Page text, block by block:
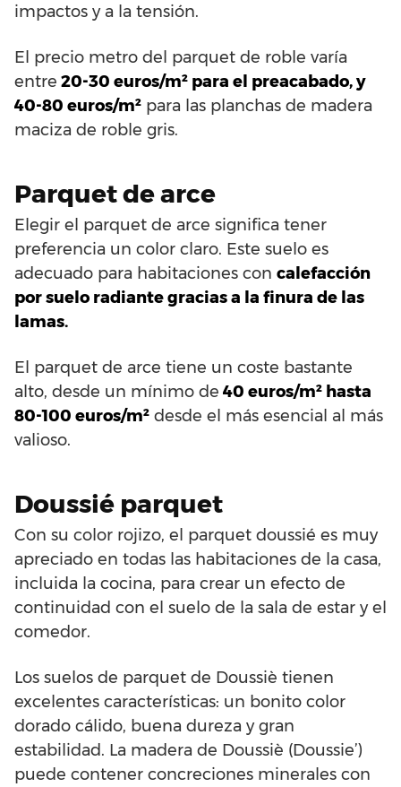
impactos y a la tensión.
El precio metro del parquet de roble varía
entre 20-30 euros/m² para el preacabado, y
40-80 euros/m² para las planchas de madera
maciza de roble gris.
Parquet de arce
Elegir el parquet de arce significa tener
preferencia un color claro. Este suelo es
adecuado para habitaciones con calefacción
por suelo radiante gracias a la finura de las
lamas.
El parquet de arce tiene un coste bastante
alto, desde un mínimo de 40 euros/m² hasta
80-100 euros/m² desde el más esencial al más
valioso.
Doussié parquet
Con su color rojizo, el parquet doussié es muy
apreciado en todas las habitaciones de la casa,
incluida la cocina, para crear un efecto de
continuidad con el suelo de la sala de estar y el
comedor.
Los suelos de parquet de Doussiè tienen
excelentes características: un bonito color
dorado cálido, buena dureza y gran
estabilidad. La madera de Doussiè (Doussie’)
puede contener concreciones minerales con